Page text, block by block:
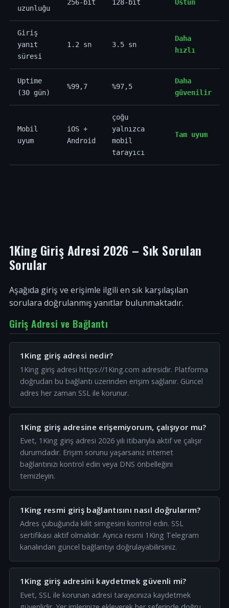
uzunluğu
256-bit 128-bit Üstün
Giriş
yanıt
süresi
1.2 sn 3.5 sn
Daha
hızlı
Uptime
(30 gün)
%99,7 %97,5
Daha
güvenilir
Mobil
uyum
iOS +
Android
çoğu
yalnızca
mobil
tarayıcı
Tam uyum
1King Giriş Adresi 2026 – Sık Sorulan
Sorular
Aşağıda giriş ve erişimle ilgili en sık karşılaşılan
sorulara doğrulanmış yanıtlar bulunmaktadır.
Giriş Adresi ve Bağlantı
1King giriş adresi nedir?
1King giriş adresi https://1King.com adresidir. Platforma
doğrudan bu bağlantı üzerinden erişim sağlanır. Güncel
adres her zaman SSL ile korunur.
1King giriş adresine erişemiyorum, çalışıyor mu?
Evet, 1King giriş adresi 2026 yılı itibarıyla aktif ve çalışır
durumdadır. Erişim sorunu yaşarsanız internet
bağlantınızı kontrol edin veya DNS önbelleğini
temizleyin.
1King resmi giriş bağlantısını nasıl doğrularım?
Adres çubuğunda kilit simgesini kontrol edin. SSL
sertifikası aktif olmalıdır. Ayrıca resmi 1King Telegram
kanalından güncel bağlantıyı doğrulayabilirsiniz.
1King giriş adresini kaydetmek güvenli mi?
Evet, SSL ile korunan adresi tarayıcınıza kaydetmek